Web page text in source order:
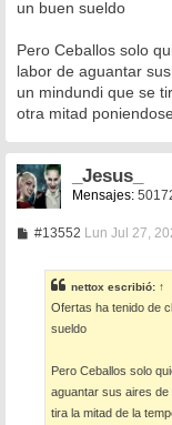
un buen sueldo
Pero Ceballos solo
labor de aguantar
un mindundi que se
otra mitad
_Jesus_
Mensajes:
#13552M
a
j
e
Lun Jul 27,
nettox escribió: ↑
Ofertas ha tenido de
sueldo
Pero Ceballos solo
aguantar sus aires
tira la mitad de la